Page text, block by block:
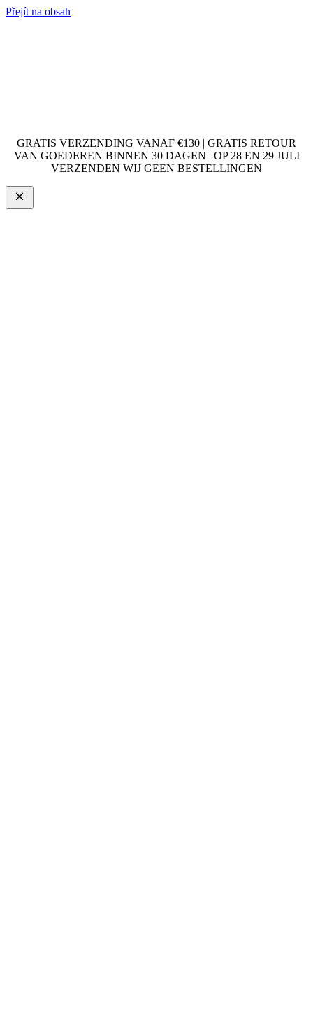
Přejít na obsah
GRATIS VERZENDING VANAF €130 | GRATIS RETOUR
VAN GOEDEREN BINNEN 30 DAGEN | OP 28 EN 29 JULI
VERZENDEN WIJ GEEN BESTELLINGEN